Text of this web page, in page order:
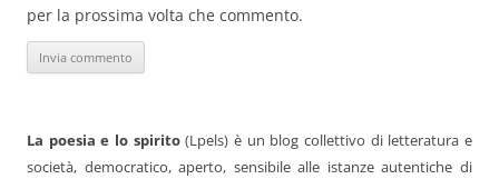
per la prossima volta che commento.
La poesia e lo spirito(Lpels) è un blog collettivo di letteratura e
società, democratico, aperto, sensibile alle istanze autentiche di